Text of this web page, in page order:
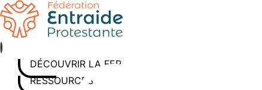
Aller
au
contenu
DÉCOUVRIR LA FEP
RESSOURCES